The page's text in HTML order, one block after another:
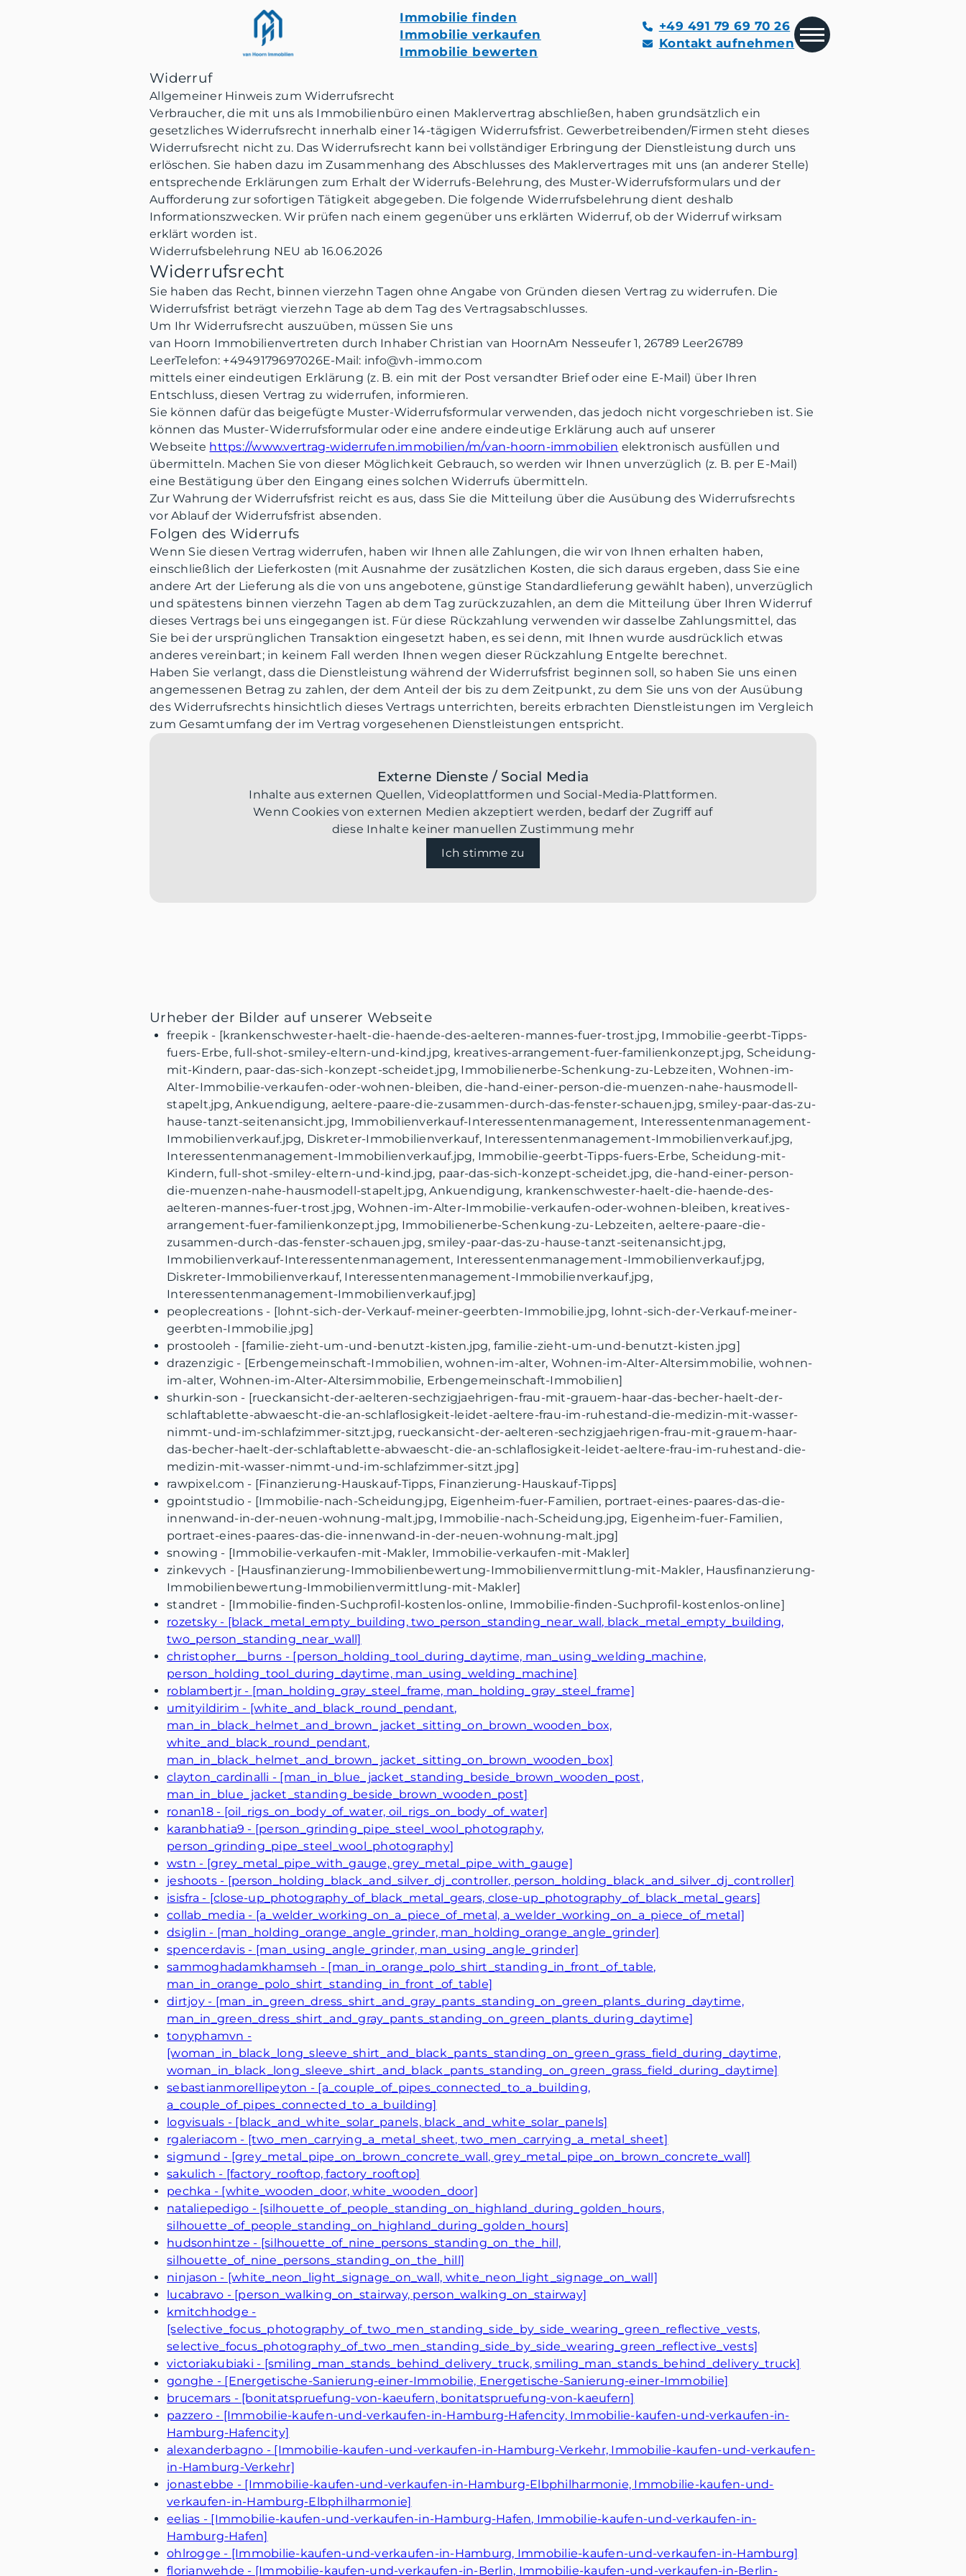
Immobilie finden
Immobilie verkaufen
Immobilie bewerten
+49 491 79 69 70 26
Kontakt aufnehmen
Widerruf
Allgemeiner Hinweis zum Widerrufsrecht
Verbraucher, die mit uns als Immobilienbüro einen Maklervertrag abschließen, haben grundsätzlich ein
gesetzliches Widerrufsrecht innerhalb einer 14-tägigen Widerrufsfrist. Gewerbetreibenden/Firmen steht dieses
Widerrufsrecht nicht zu. Das Widerrufsrecht kann bei vollständiger Erbringung der Dienstleistung durch uns
erlöschen. Sie haben dazu im Zusammenhang des Abschlusses des Maklervertrages mit uns (an anderer Stelle)
entsprechende Erklärungen zum Erhalt der Widerrufs-Belehrung, des Muster-Widerrufsformulars und der
Aufforderung zur sofortigen Tätigkeit abgegeben. Die folgende Widerrufsbelehrung dient deshalb
Informationszwecken. Wir prüfen nach einem gegenüber uns erklärten Widerruf, ob der Widerruf wirksam
erklärt worden ist.
Widerrufsbelehrung NEU ab 16.06.2026
Widerrufsrecht
Sie haben das Recht, binnen vierzehn Tagen ohne Angabe von Gründen diesen Vertrag zu widerrufen. Die
Widerrufsfrist beträgt vierzehn Tage ab dem Tag des Vertragsabschlusses.
Um Ihr Widerrufsrecht auszuüben, müssen Sie uns
van Hoorn Immobilienvertreten durch Inhaber Christian van HoornAm Nesseufer 1, 26789 Leer26789
LeerTelefon: +4949179697026E-Mail: info@vh-immo.com
mittels einer eindeutigen Erklärung (z. B. ein mit der Post versandter Brief oder eine E-Mail) über Ihren
Entschluss, diesen Vertrag zu widerrufen, informieren.
Sie können dafür das beigefügte Muster-Widerrufsformular verwenden, das jedoch nicht vorgeschrieben ist. Sie
können das Muster-Widerrufsformular oder eine andere eindeutige Erklärung auch auf unserer
Webseite https://www.vertrag-widerrufen.immobilien/m/van-hoorn-immobilien elektronisch ausfüllen und
übermitteln. Machen Sie von dieser Möglichkeit Gebrauch, so werden wir Ihnen unverzüglich (z. B. per E-Mail)
eine Bestätigung über den Eingang eines solchen Widerrufs übermitteln.
Zur Wahrung der Widerrufsfrist reicht es aus, dass Sie die Mitteilung über die Ausübung des Widerrufsrechts
vor Ablauf der Widerrufsfrist absenden.
Folgen des Widerrufs
Wenn Sie diesen Vertrag widerrufen, haben wir Ihnen alle Zahlungen, die wir von Ihnen erhalten haben,
einschließlich der Lieferkosten (mit Ausnahme der zusätzlichen Kosten, die sich daraus ergeben, dass Sie eine
andere Art der Lieferung als die von uns angebotene, günstige Standardlieferung gewählt haben), unverzüglich
und spätestens binnen vierzehn Tagen ab dem Tag zurückzuzahlen, an dem die Mitteilung über Ihren Widerruf
dieses Vertrags bei uns eingegangen ist. Für diese Rückzahlung verwenden wir dasselbe Zahlungsmittel, das
Sie bei der ursprünglichen Transaktion eingesetzt haben, es sei denn, mit Ihnen wurde ausdrücklich etwas
anderes vereinbart; in keinem Fall werden Ihnen wegen dieser Rückzahlung Entgelte berechnet.
Haben Sie verlangt, dass die Dienstleistung während der Widerrufsfrist beginnen soll, so haben Sie uns einen
angemessenen Betrag zu zahlen, der dem Anteil der bis zu dem Zeitpunkt, zu dem Sie uns von der Ausübung
des Widerrufsrechts hinsichtlich dieses Vertrags unterrichten, bereits erbrachten Dienstleistungen im Vergleich
zum Gesamtumfang der im Vertrag vorgesehenen Dienstleistungen entspricht.
Externe Dienste / Social Media
Inhalte aus externen Quellen, Videoplattformen und Social-Media-Plattformen.
Wenn Cookies von externen Medien akzeptiert werden, bedarf der Zugriff auf
diese Inhalte keiner manuellen Zustimmung mehr
Ich stimme zu
Urheber der Bilder auf unserer Webseite
freepik - [krankenschwester-haelt-die-haende-des-aelteren-mannes-fuer-trost.jpg, Immobilie-geerbt-Tipps-
fuers-Erbe, full-shot-smiley-eltern-und-kind.jpg, kreatives-arrangement-fuer-familienkonzept.jpg, Scheidung-
mit-Kindern, paar-das-sich-konzept-scheidet.jpg, Immobilienerbe-Schenkung-zu-Lebzeiten, Wohnen-im-
Alter-Immobilie-verkaufen-oder-wohnen-bleiben, die-hand-einer-person-die-muenzen-nahe-hausmodell-
stapelt.jpg, Ankuendigung, aeltere-paare-die-zusammen-durch-das-fenster-schauen.jpg, smiley-paar-das-zu-
hause-tanzt-seitenansicht.jpg, Immobilienverkauf-Interessentenmanagement, Interessentenmanagement-
Immobilienverkauf.jpg, Diskreter-Immobilienverkauf, Interessentenmanagement-Immobilienverkauf.jpg,
Interessentenmanagement-Immobilienverkauf.jpg, Immobilie-geerbt-Tipps-fuers-Erbe, Scheidung-mit-
Kindern, full-shot-smiley-eltern-und-kind.jpg, paar-das-sich-konzept-scheidet.jpg, die-hand-einer-person-
die-muenzen-nahe-hausmodell-stapelt.jpg, Ankuendigung, krankenschwester-haelt-die-haende-des-
aelteren-mannes-fuer-trost.jpg, Wohnen-im-Alter-Immobilie-verkaufen-oder-wohnen-bleiben, kreatives-
arrangement-fuer-familienkonzept.jpg, Immobilienerbe-Schenkung-zu-Lebzeiten, aeltere-paare-die-
zusammen-durch-das-fenster-schauen.jpg, smiley-paar-das-zu-hause-tanzt-seitenansicht.jpg,
Immobilienverkauf-Interessentenmanagement, Interessentenmanagement-Immobilienverkauf.jpg,
Diskreter-Immobilienverkauf, Interessentenmanagement-Immobilienverkauf.jpg,
Interessentenmanagement-Immobilienverkauf.jpg]
peoplecreations - [lohnt-sich-der-Verkauf-meiner-geerbten-Immobilie.jpg, lohnt-sich-der-Verkauf-meiner-
geerbten-Immobilie.jpg]
prostooleh - [familie-zieht-um-und-benutzt-kisten.jpg, familie-zieht-um-und-benutzt-kisten.jpg]
drazenzigic - [Erbengemeinschaft-Immobilien, wohnen-im-alter, Wohnen-im-Alter-Altersimmobilie, wohnen-
im-alter, Wohnen-im-Alter-Altersimmobilie, Erbengemeinschaft-Immobilien]
shurkin-son - [rueckansicht-der-aelteren-sechzigjaehrigen-frau-mit-grauem-haar-das-becher-haelt-der-
schlaftablette-abwaescht-die-an-schlaflosigkeit-leidet-aeltere-frau-im-ruhestand-die-medizin-mit-wasser-
nimmt-und-im-schlafzimmer-sitzt.jpg, rueckansicht-der-aelteren-sechzigjaehrigen-frau-mit-grauem-haar-
das-becher-haelt-der-schlaftablette-abwaescht-die-an-schlaflosigkeit-leidet-aeltere-frau-im-ruhestand-die-
medizin-mit-wasser-nimmt-und-im-schlafzimmer-sitzt.jpg]
rawpixel.com - [Finanzierung-Hauskauf-Tipps, Finanzierung-Hauskauf-Tipps]
gpointstudio - [Immobilie-nach-Scheidung.jpg, Eigenheim-fuer-Familien, portraet-eines-paares-das-die-
innenwand-in-der-neuen-wohnung-malt.jpg, Immobilie-nach-Scheidung.jpg, Eigenheim-fuer-Familien,
portraet-eines-paares-das-die-innenwand-in-der-neuen-wohnung-malt.jpg]
snowing - [Immobilie-verkaufen-mit-Makler, Immobilie-verkaufen-mit-Makler]
zinkevych - [Hausfinanzierung-Immobilienbewertung-Immobilienvermittlung-mit-Makler, Hausfinanzierung-
Immobilienbewertung-Immobilienvermittlung-mit-Makler]
standret - [Immobilie-finden-Suchprofil-kostenlos-online, Immobilie-finden-Suchprofil-kostenlos-online]
rozetsky - [black_metal_empty_building, two_person_standing_near_wall, black_metal_empty_building,
two_person_standing_near_wall]
christopher__burns - [person_holding_tool_during_daytime, man_using_welding_machine,
person_holding_tool_during_daytime, man_using_welding_machine]
roblambertjr - [man_holding_gray_steel_frame, man_holding_gray_steel_frame]
umityildirim - [white_and_black_round_pendant,
man_in_black_helmet_and_brown_jacket_sitting_on_brown_wooden_box,
white_and_black_round_pendant,
man_in_black_helmet_and_brown_jacket_sitting_on_brown_wooden_box]
clayton_cardinalli - [man_in_blue_jacket_standing_beside_brown_wooden_post,
man_in_blue_jacket_standing_beside_brown_wooden_post]
ronan18 - [oil_rigs_on_body_of_water, oil_rigs_on_body_of_water]
karanbhatia9 - [person_grinding_pipe_steel_wool_photography,
person_grinding_pipe_steel_wool_photography]
wstn - [grey_metal_pipe_with_gauge, grey_metal_pipe_with_gauge]
jeshoots - [person_holding_black_and_silver_dj_controller, person_holding_black_and_silver_dj_controller]
isisfra - [close-up_photography_of_black_metal_gears, close-up_photography_of_black_metal_gears]
collab_media - [a_welder_working_on_a_piece_of_metal, a_welder_working_on_a_piece_of_metal]
dsiglin - [man_holding_orange_angle_grinder, man_holding_orange_angle_grinder]
spencerdavis - [man_using_angle_grinder, man_using_angle_grinder]
sammoghadamkhamseh - [man_in_orange_polo_shirt_standing_in_front_of_table,
man_in_orange_polo_shirt_standing_in_front_of_table]
dirtjoy - [man_in_green_dress_shirt_and_gray_pants_standing_on_green_plants_during_daytime,
man_in_green_dress_shirt_and_gray_pants_standing_on_green_plants_during_daytime]
tonyphamvn -
[woman_in_black_long_sleeve_shirt_and_black_pants_standing_on_green_grass_field_during_daytime,
woman_in_black_long_sleeve_shirt_and_black_pants_standing_on_green_grass_field_during_daytime]
sebastianmorellipeyton - [a_couple_of_pipes_connected_to_a_building,
a_couple_of_pipes_connected_to_a_building]
logvisuals - [black_and_white_solar_panels, black_and_white_solar_panels]
rgaleriacom - [two_men_carrying_a_metal_sheet, two_men_carrying_a_metal_sheet]
sigmund - [grey_metal_pipe_on_brown_concrete_wall, grey_metal_pipe_on_brown_concrete_wall]
sakulich - [factory_rooftop, factory_rooftop]
pechka - [white_wooden_door, white_wooden_door]
nataliepedigo - [silhouette_of_people_standing_on_highland_during_golden_hours,
silhouette_of_people_standing_on_highland_during_golden_hours]
hudsonhintze - [silhouette_of_nine_persons_standing_on_the_hill,
silhouette_of_nine_persons_standing_on_the_hill]
ninjason - [white_neon_light_signage_on_wall, white_neon_light_signage_on_wall]
lucabravo - [person_walking_on_stairway, person_walking_on_stairway]
kmitchhodge -
[selective_focus_photography_of_two_men_standing_side_by_side_wearing_green_reflective_vests,
selective_focus_photography_of_two_men_standing_side_by_side_wearing_green_reflective_vests]
victoriakubiaki - [smiling_man_stands_behind_delivery_truck, smiling_man_stands_behind_delivery_truck]
gonghe - [Energetische-Sanierung-einer-Immobilie, Energetische-Sanierung-einer-Immobilie]
brucemars - [bonitatspruefung-von-kaeufern, bonitatspruefung-von-kaeufern]
pazzero - [Immobilie-kaufen-und-verkaufen-in-Hamburg-Hafencity, Immobilie-kaufen-und-verkaufen-in-
Hamburg-Hafencity]
alexanderbagno - [Immobilie-kaufen-und-verkaufen-in-Hamburg-Verkehr, Immobilie-kaufen-und-verkaufen-
in-Hamburg-Verkehr]
jonastebbe - [Immobilie-kaufen-und-verkaufen-in-Hamburg-Elbphilharmonie, Immobilie-kaufen-und-
verkaufen-in-Hamburg-Elbphilharmonie]
eelias - [Immobilie-kaufen-und-verkaufen-in-Hamburg-Hafen, Immobilie-kaufen-und-verkaufen-in-
Hamburg-Hafen]
ohlrogge - [Immobilie-kaufen-und-verkaufen-in-Hamburg, Immobilie-kaufen-und-verkaufen-in-Hamburg]
florianwehde - [Immobilie-kaufen-und-verkaufen-in-Berlin, Immobilie-kaufen-und-verkaufen-in-Berlin-